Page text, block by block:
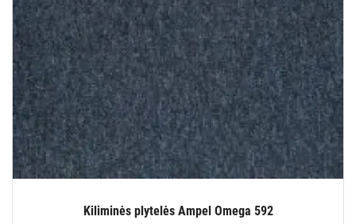
Kiliminės plytelės Ampel Omega 592